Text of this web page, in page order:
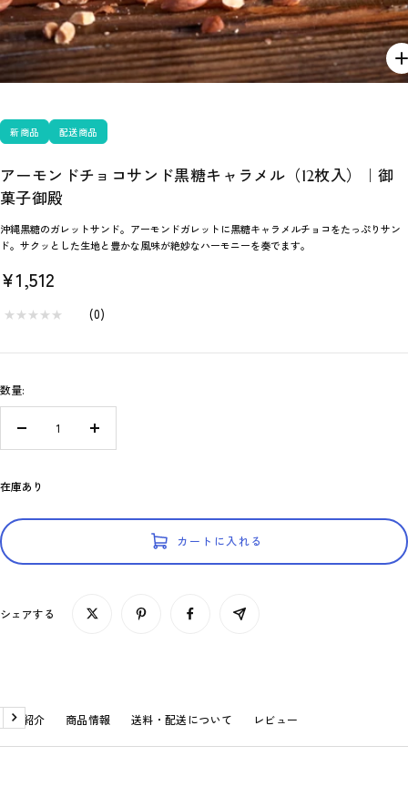
新商品 配送商品
アーモンドチョコサンド黒糖キャラメル（12枚入）｜御
菓子御殿
沖縄黒糖のガレットサンド。アーモンドガレットに黒糖キャラメルチョコをたっぷりサン
ド。サクッとした生地と豊かな風味が絶妙なハーモニーを奏でます。
セ
ー
格
¥1,512
★ ★ ★ ★ ★
★ ★ ★ ★ ★ (0)
数量:
量
減
す
数
量
在庫あり
カートに入れる
シェアする
商品紹介 商品情報 送料・配送について レビュー
次
へ